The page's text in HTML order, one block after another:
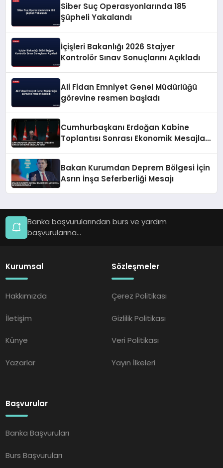
Siber Suç Operasyonlarında 185
Şüpheli Yakalandı
İçişleri Bakanlığı 2026 Stajyer
Kontrolör Sınav Sonuçlarını Açıkladı
Ali Fidan Emniyet Genel Müdürlüğü
görevine resmen başladı
Cumhurbaşkanı Erdoğan Kabine
Toplantısı Sonrası Ekonomik Mesajlar
Bakan Kurumdan Deprem Bölgesi İçin
Asrın İnşa Seferberliği Mesajı
Banka başvurularından burs ve yardım
başvurularına...
Kurumsal
Hakkımızda
İletişim
Künye
Yazarlar
Sözleşmeler
Çerez Politikası
Gizlilik Politikası
Veri Politikası
Yayın İlkeleri
Başvurular
Banka Başvuruları
Burs Başvuruları